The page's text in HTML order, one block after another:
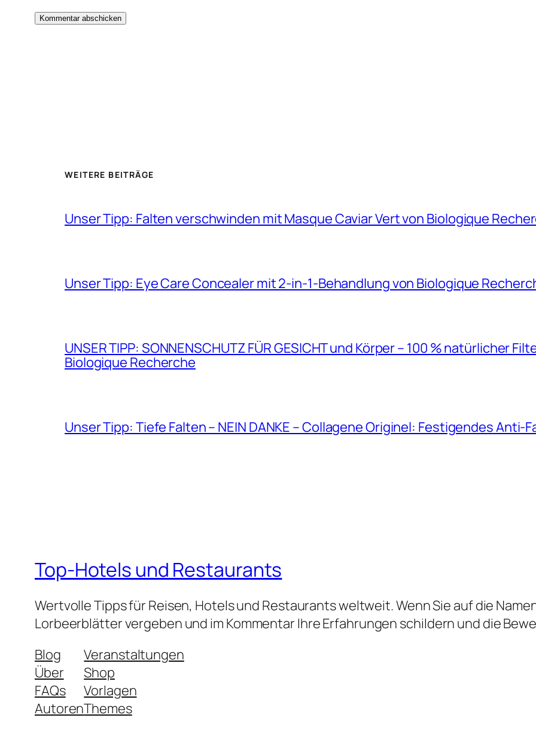
WEITERE BEITRÄGE
Unser Tipp: Falten verschwinden mit Masque Caviar Vert von Biologique
Unser Tipp: Eye Care Concealer mit 2-in-1-Behandlung von Biologique
UNSER TIPP: SONNENSCHUTZ FÜR GESICHT und Körper – 100 % natürlicher
Biologique Recherche
Unser Tipp: Tiefe Falten – NEIN DANKE – Collagene Originel: Festigendes Anti-
Top-Hotels und Restaurants
Wertvolle Tipps für Reisen, Hotels und Restaurants weltweit. Wenn Sie auf die
Lorbeerblätter vergeben und im Kommentar Ihre Erfahrungen schildern und die
Blog
Über
FAQs
Autoren
Veranstaltungen
Shop
Vorlagen
Themes